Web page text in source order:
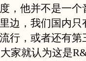
，他并不是一个
边，我们国内只
行，或者还有第
家就认为这是